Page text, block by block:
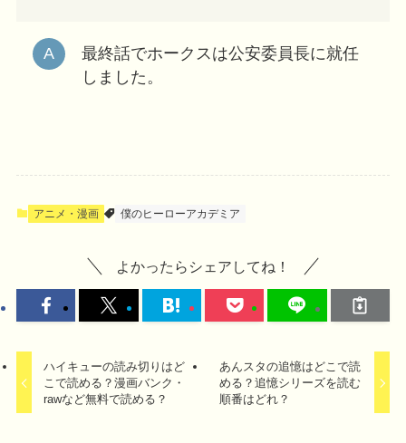
最終話でホークスは公安委員長に就任
しました。
アニメ・漫画 僕のヒーローアカデミア
よかったらシェアしてね！
ハイキューの読み切りはど
こで読める？漫画バンク・
rawなど無料で読める？
あんスタの追憶はどこで読
める？追憶シリーズを読む
順番はどれ？